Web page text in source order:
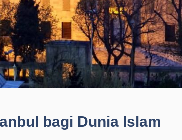
bagi Dunia Islam